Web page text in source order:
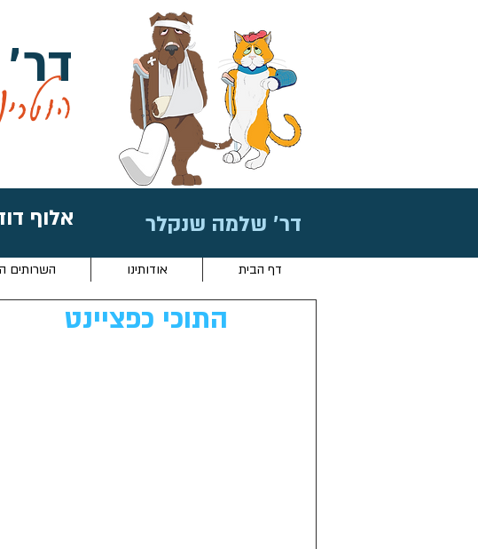
אלוף דוד 170 דר׳ שלמה שנקלר
דר׳
דף הבית אודותינו השרותים
התוכי כפציינט